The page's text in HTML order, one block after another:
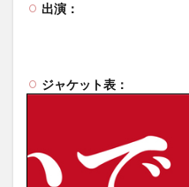
出演：
ジャケット表：